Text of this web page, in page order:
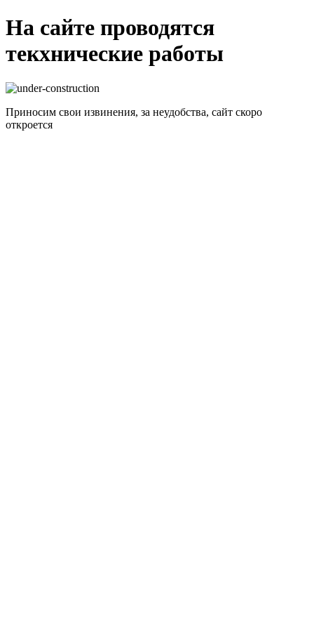
На сайте проводятся
текхнические работы
Приносим свои извинения, за неудобства, сайт скоро
откроется